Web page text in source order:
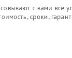
с вами все
сроки,